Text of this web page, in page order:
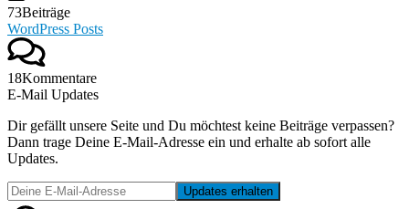
73Beiträge
WordPress Posts
18Kommentare
E-Mail Updates
Dir gefällt unsere Seite und Du möchtest keine Beiträge verpassen?
Dann trage Deine E-Mail-Adresse ein und erhalte ab sofort alle
Updates.